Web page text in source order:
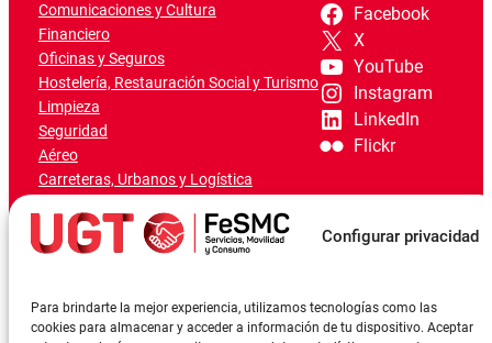
Configurar privacidad
Para brindarte la mejor experiencia, utilizamos tecnologías como las
cookies para almacenar y acceder a información de tu dispositivo. Aceptar
Comunicaciones y Cultura
Financiero
Oficinas y Seguros
Hostelería, Restauración Social y Turismo
Limpieza
Seguridad
Aéreo
Carreteras, Urbanos y Logística
Marítimo-Portuario
Facebook
X
YouTube
Instagram
LinkedIn
Flickr